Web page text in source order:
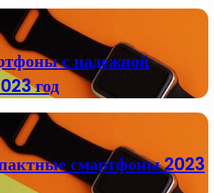
с надежной
год
смартфоны 2023